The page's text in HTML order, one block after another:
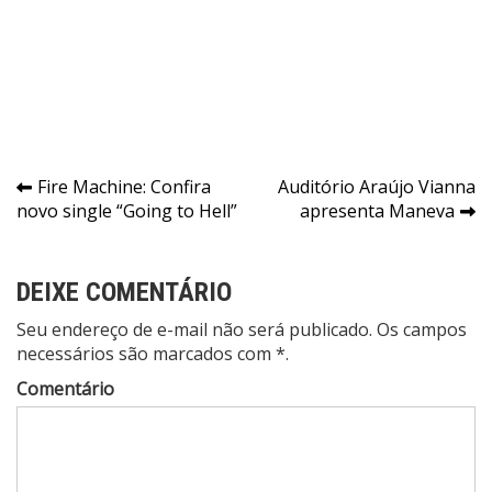
Navegação
de
Fire Machine: Confira
novo single “Going to Hell”
Auditório Araújo Vianna
apresenta Maneva
DEIXE COMENTÁRIO
Seu endereço de e-mail não será publicado. Os campos
necessários são marcados com *.
Comentário